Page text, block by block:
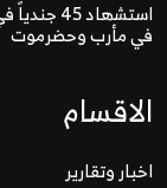
في مأرب وحضرموت
الاقسام
اخبار وتقارير